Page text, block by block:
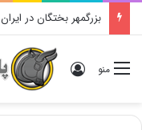
بزرگمهر بختگان در
منو ورود